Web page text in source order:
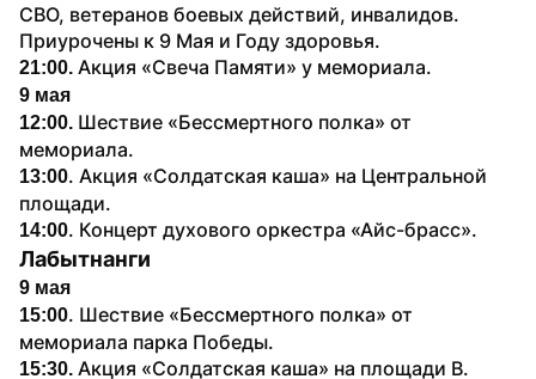
СВО, ветеранов боевых действий, инвалидов.
Приурочены к 9 Мая и Году здоровья.
21:00. Акция «Свеча Памяти» у мемориала.
9 мая
12:00. Шествие «Бессмертного полка» от
мемориала.
13:00. Акция «Солдатская каша» на Центральной
площади.
14:00. Концерт духового оркестра «Айс-брасс».
Лабытнанги
9 мая
15:00. Шествие «Бессмертного полка» от
мемориала парка Победы.
15:30. Акция «Солдатская каша» на площади В.